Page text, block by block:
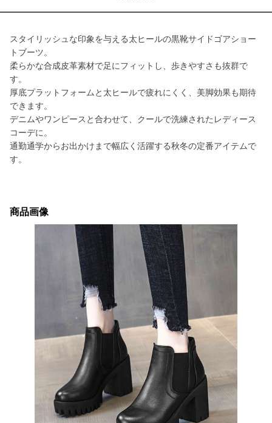
スタイリッシュな印象を与える太ヒールの黒靴サイドゴアショー
トブーツ。
柔らかな合成皮革素材で足にフィットし、歩きやすさも抜群で
す。
厚底プラットフォームと太ヒールで疲れにくく、美脚効果も期待
できます。
デニムやワンピースと合わせて、クールで洗練されたレディース
コーデに。
通勤通学からお出かけまで幅広く活躍する秋冬の定番アイテムで
す。
商品画像